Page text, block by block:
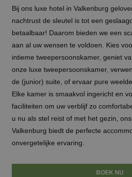
Bij ons luxe hotel in Valkenburg
nachtrust de sleutel is tot een
betaalbaar! Daarom bieden we een
aan al uw wensen te voldoen. Kies
intieme tweepersoonskamer, geniet
onze luxe tweepersoonskamer,
de (junior) suite , of ervaar pure
Elke kamer is smaakvol ingericht en
faciliteiten om uw verblijf zo
u nu als stel reist of met het gezin, ons
Valkenburg biedt de perfecte
onvergetelijke ervaring.
BOEK NU